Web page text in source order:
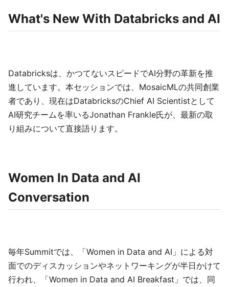
What's New With Databricks and AI
Databricksは、かつてないスピードでAI分野の革新を推
進しています。本セッションでは、MosaicMLの共同創業
者であり、現在はDatabricksのChief AI Scientistとして
AI研究チームを率いるJonathan Frankle氏が、最新の取
り組みについて直接語ります。
Women In Data and AI
Conversation
毎年Summitでは、「Women in Data and AI」による対
面でのディスカッションやネットワーキングが半日かけて
行われ、「Women in Data and AI Breakfast」では、同